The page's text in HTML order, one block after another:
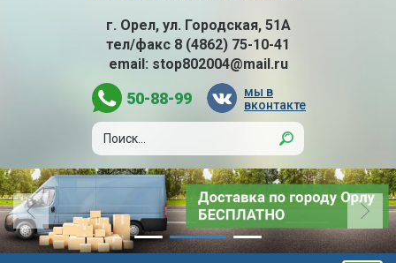
г. Орел, ул. Городская, 51А
тел/факс 8 (4862) 75-10-41
email: stop802004@mail.ru
50-88-99
мы в
вконтакте